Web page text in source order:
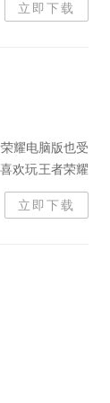
立即下载
耀电脑版也受
欢玩王者荣耀
资讯《王者荣
立即下载